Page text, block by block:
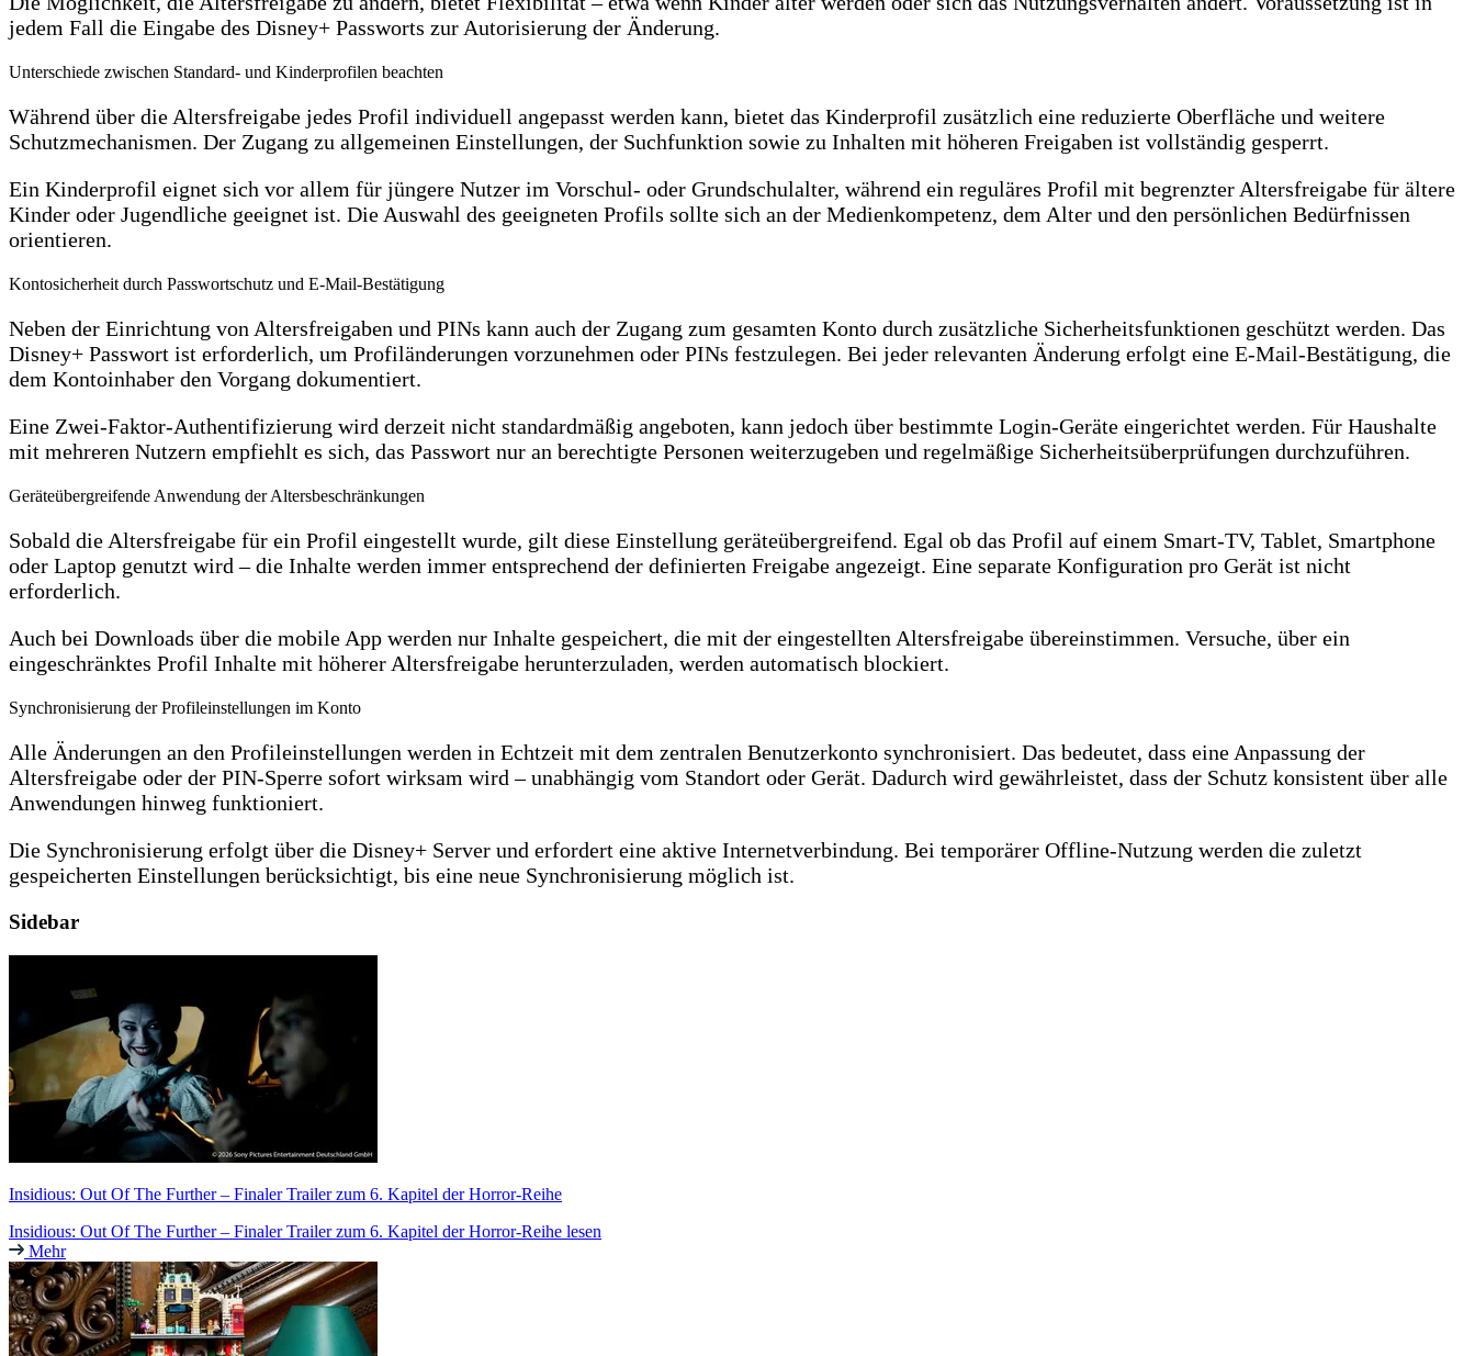
jedem Fall die Eingabe des Disney+ Passworts zur Autorisierung der Änderung.
Unterschiede zwischen Standard- und Kinderprofilen beachten
Während über die Altersfreigabe jedes Profil individuell angepasst werden kann, bietet das Kinderprofil zusätzlich eine reduzierte Oberfläche und weitere
Schutzmechanismen. Der Zugang zu allgemeinen Einstellungen, der Suchfunktion sowie zu Inhalten mit höheren Freigaben ist vollständig gesperrt.
Ein Kinderprofil eignet sich vor allem für jüngere Nutzer im Vorschul- oder Grundschulalter, während ein reguläres Profil mit begrenzter Altersfreigabe für ältere
Kinder oder Jugendliche geeignet ist. Die Auswahl des geeigneten Profils sollte sich an der Medienkompetenz, dem Alter und den persönlichen Bedürfnissen
orientieren.
Kontosicherheit durch Passwortschutz und E-Mail-Bestätigung
Neben der Einrichtung von Altersfreigaben und PINs kann auch der Zugang zum gesamten Konto durch zusätzliche Sicherheitsfunktionen geschützt werden. Das
Disney+ Passwort ist erforderlich, um Profiländerungen vorzunehmen oder PINs festzulegen. Bei jeder relevanten Änderung erfolgt eine E-Mail-Bestätigung, die
dem Kontoinhaber den Vorgang dokumentiert.
Eine Zwei-Faktor-Authentifizierung wird derzeit nicht standardmäßig angeboten, kann jedoch über bestimmte Login-Geräte eingerichtet werden. Für Haushalte
mit mehreren Nutzern empfiehlt es sich, das Passwort nur an berechtigte Personen weiterzugeben und regelmäßige Sicherheitsüberprüfungen durchzuführen.
Geräteübergreifende Anwendung der Altersbeschränkungen
Sobald die Altersfreigabe für ein Profil eingestellt wurde, gilt diese Einstellung geräteübergreifend. Egal ob das Profil auf einem Smart-TV, Tablet, Smartphone
oder Laptop genutzt wird – die Inhalte werden immer entsprechend der definierten Freigabe angezeigt. Eine separate Konfiguration pro Gerät ist nicht
erforderlich.
Auch bei Downloads über die mobile App werden nur Inhalte gespeichert, die mit der eingestellten Altersfreigabe übereinstimmen. Versuche, über ein
eingeschränktes Profil Inhalte mit höherer Altersfreigabe herunterzuladen, werden automatisch blockiert.
Synchronisierung der Profileinstellungen im Konto
Alle Änderungen an den Profileinstellungen werden in Echtzeit mit dem zentralen Benutzerkonto synchronisiert. Das bedeutet, dass eine Anpassung der
Altersfreigabe oder der PIN-Sperre sofort wirksam wird – unabhängig vom Standort oder Gerät. Dadurch wird gewährleistet, dass der Schutz konsistent über alle
Anwendungen hinweg funktioniert.
Die Synchronisierung erfolgt über die Disney+ Server und erfordert eine aktive Internetverbindung. Bei temporärer Offline-Nutzung werden die zuletzt
gespeicherten Einstellungen berücksichtigt, bis eine neue Synchronisierung möglich ist.
Sidebar
Insidious: Out Of The Further – Finaler Trailer zum 6. Kapitel der Horror-Reihe
Insidious: Out Of The Further – Finaler Trailer zum 6. Kapitel der Horror-Reihe lesen
Mehr